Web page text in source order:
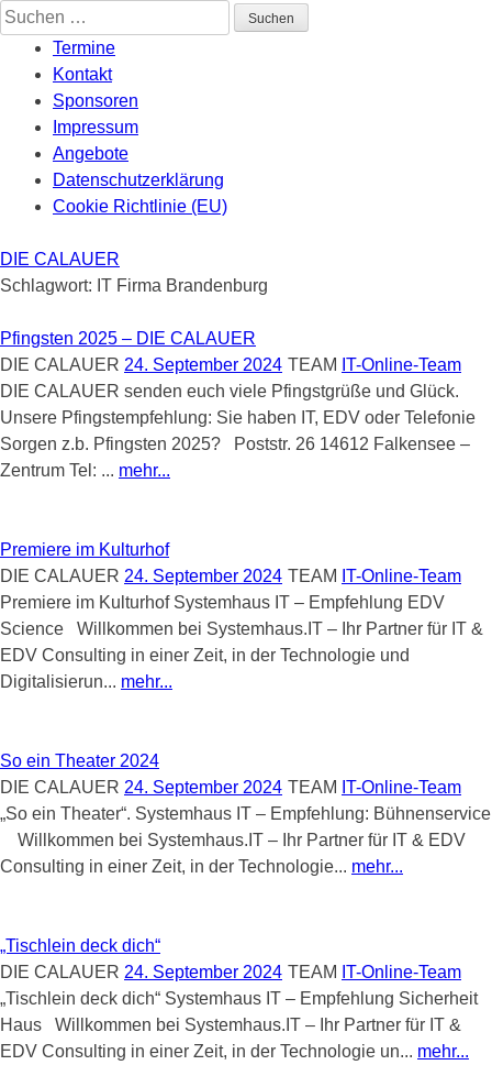
Skip
to
content
Suchen
nach:
Termine
Kontakt
Sponsoren
Impressum
Angebote
Datenschutzerklärung
Cookie Richtlinie (EU)
DIE CALAUER
Schlagwort: IT Firma Brandenburg
Pfingsten 2025 – DIE CALAUER
DIE CALAUER 24. September 2024 TEAM IT-Online-Team
DIE CALAUER senden euch viele Pfingstgrüße und Glück.
Unsere Pfingstempfehlung: Sie haben IT, EDV oder Telefonie
Sorgen z.b. Pfingsten 2025? Poststr. 26 14612 Falkensee –
Zentrum Tel: ... mehr...
Premiere im Kulturhof
DIE CALAUER 24. September 2024 TEAM IT-Online-Team
Premiere im Kulturhof Systemhaus IT – Empfehlung EDV
Science Willkommen bei Systemhaus.IT – Ihr Partner für IT &
EDV Consulting in einer Zeit, in der Technologie und
Digitalisierun... mehr...
So ein Theater 2024
DIE CALAUER 24. September 2024 TEAM IT-Online-Team
„So ein Theater“. Systemhaus IT – Empfehlung: Bühnenservice
Willkommen bei Systemhaus.IT – Ihr Partner für IT & EDV
Consulting in einer Zeit, in der Technologie... mehr...
„Tischlein deck dich“
DIE CALAUER 24. September 2024 TEAM IT-Online-Team
„Tischlein deck dich“ Systemhaus IT – Empfehlung Sicherheit
Haus Willkommen bei Systemhaus.IT – Ihr Partner für IT &
EDV Consulting in einer Zeit, in der Technologie un... mehr...